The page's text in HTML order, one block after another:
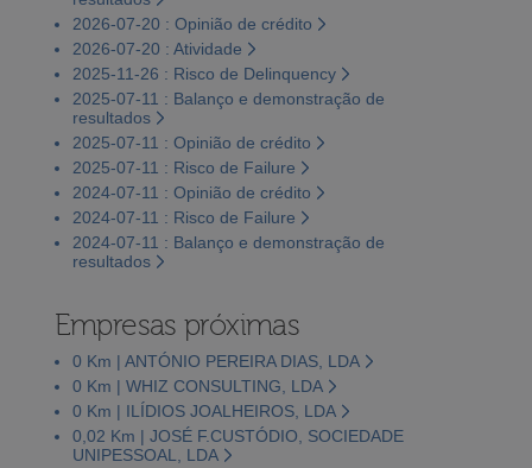
2026-07-20 : Opinião de crédito
2026-07-20 : Atividade
2025-11-26 : Risco de Delinquency
2025-07-11 : Balanço e demonstração de
resultados
2025-07-11 : Opinião de crédito
2025-07-11 : Risco de Failure
2024-07-11 : Opinião de crédito
2024-07-11 : Risco de Failure
2024-07-11 : Balanço e demonstração de
resultados
Empresas próximas
0 Km | ANTÓNIO PEREIRA DIAS, LDA
0 Km | WHIZ CONSULTING, LDA
0 Km | ILÍDIOS JOALHEIROS, LDA
0,02 Km | JOSÉ F.CUSTÓDIO, SOCIEDADE
UNIPESSOAL, LDA